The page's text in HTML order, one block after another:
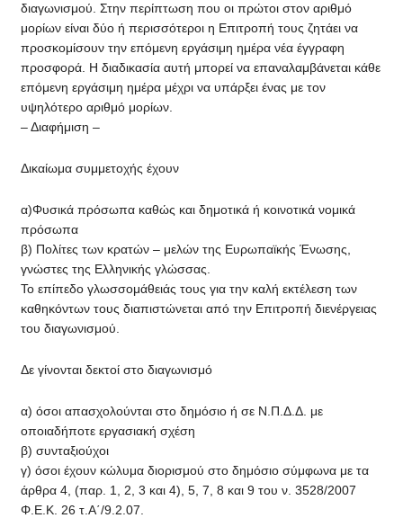
διαγωνισμού. Στην περίπτωση που οι πρώτοι στον αριθμό
μορίων είναι δύο ή περισσότεροι η Επιτροπή τους ζητάει να
προσκομίσουν την επόμενη εργάσιμη ημέρα νέα έγγραφη
προσφορά. Η διαδικασία αυτή μπορεί να επαναλαμβάνεται κάθε
επόμενη εργάσιμη ημέρα μέχρι να υπάρξει ένας με τον
υψηλότερο αριθμό μορίων.
– Διαφήμιση –
Δικαίωμα συμμετοχής έχουν
α)Φυσικά πρόσωπα καθώς και δημοτικά ή κοινοτικά νομικά
πρόσωπα
β) Πολίτες των κρατών – μελών της Ευρωπαϊκής Ένωσης,
γνώστες της Ελληνικής γλώσσας.
Το επίπεδο γλωσσομάθειάς τους για την καλή εκτέλεση των
καθηκόντων τους διαπιστώνεται από την Επιτροπή διενέργειας
του διαγωνισμού.
Δε γίνονται δεκτοί στο διαγωνισμό
α) όσοι απασχολούνται στο δημόσιο ή σε Ν.Π.Δ.Δ. με
οποιαδήποτε εργασιακή σχέση
β) συνταξιούχοι
γ) όσοι έχουν κώλυμα διορισμού στο δημόσιο σύμφωνα με τα
άρθρα 4, (παρ. 1, 2, 3 και 4), 5, 7, 8 και 9 του ν. 3528/2007
Φ.Ε.Κ. 26 τ.Α΄/9.2.07.